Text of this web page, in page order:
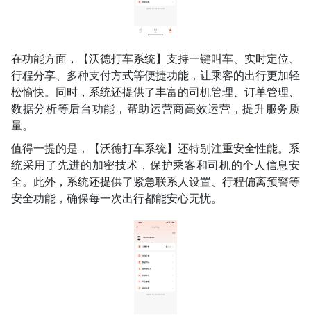
在功能方面，【沃德打车系统】支持一键叫车、实时定位、
行程分享、多种支付方式等便捷功能，让乘客的出行更加轻
松愉快。同时，系统还提供了丰富的司机管理、订单管理、
数据分析等后台功能，帮助运营商高效运营，提升服务质
量。
值得一提的是，【沃德打车系统】还特别注重安全性能。系
统采用了先进的加密技术，保护乘客和司机的个人信息安
全。此外，系统还提供了紧急联系人设置、行程偏离预警等
安全功能，确保每一次出行都能安心无忧。